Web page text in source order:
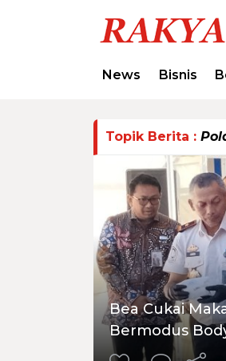
News Bisnis
Topik Berita :
Bea Cukai
Bermodus